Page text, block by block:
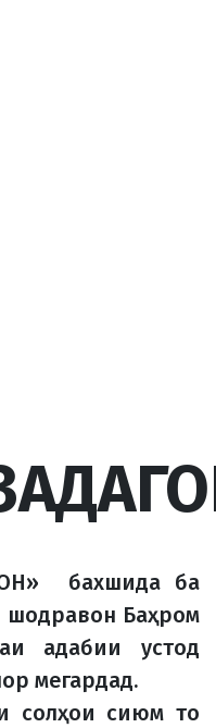
бахшида ба
шодравон Баҳром
адабии устод
мегардад.
солҳои сиюм то